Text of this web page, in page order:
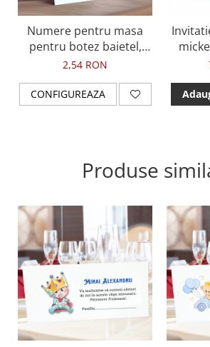
Numere pentru masa
pentru botez baietel,
tematica Mickey
2,54 RON
CONFIGUREAZA
Produse